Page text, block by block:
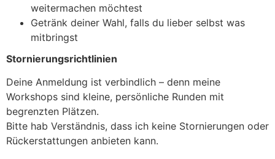
weitermachen möchtest
Getränk deiner Wahl, falls du lieber selbst was
mitbringst
Stornierungsrichtlinien
Deine Anmeldung ist verbindlich – denn meine
Workshops sind kleine, persönliche Runden mit
begrenzten Plätzen.
Bitte hab Verständnis, dass ich keine Stornierungen oder
Rückerstattungen anbieten kann.